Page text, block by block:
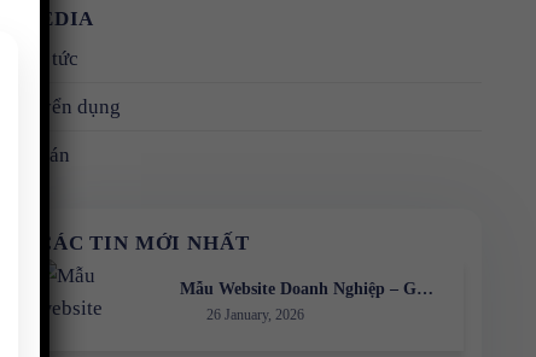
MEDIA
Tin tức
Tuyển dụng
Dự án
CÁC TIN MỚI NHẤT
Mẫu Website Doanh Nghiệp – Giải
Pháp Xây Dựng Hình Ảnh
26 January, 2026